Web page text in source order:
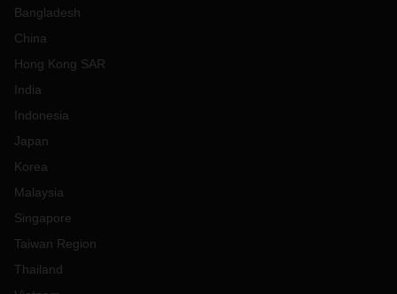
Bangladesh
China
Hong Kong SAR
India
Indonesia
Japan
Korea
Malaysia
Singapore
Taiwan Region
Thailand